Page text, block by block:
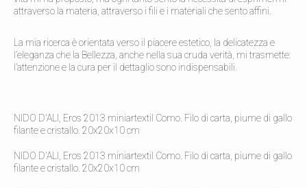
attraverso la materia, attraverso i fili e i materiali che sento affini.
La mia ricerca è orientata verso il piacere estetico, la delicatezza e
l’eleganza che la Bellezza, anche nella sua cruda verità, mi trasmette:
l’attenzione e la cura per il dettaglio sono indispensabili.
NIDO D'ALI, Eros 2013 miniartextil Como. Filo di carta, piume di gallo
filante e cristallo. 20x20x10 cm
NIDO D'ALI, Eros 2013 miniartextil Como. Filo di carta, piume di gallo
filante e cristallo. 20x20x10 cm